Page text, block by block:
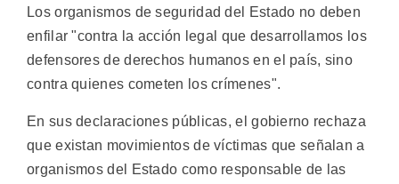
Los organismos de seguridad del Estado no deben
enfilar "contra la acción legal que desarrollamos los
defensores de derechos humanos en el país, sino
contra quienes cometen los crímenes".
En sus declaraciones públicas, el gobierno rechaza
que existan movimientos de víctimas que señalan a
organismos del Estado como responsable de las